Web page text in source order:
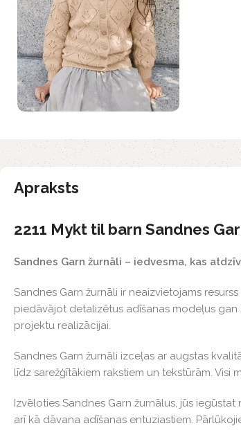
Apraksts
2211 Mykt til barn Sandnes
Sandnes Garn žurnāli – iedvesma, kas
Sandnes Garn žurnāli ir neaizvietojams
piedāvājot detalizētus adīšanas modeļus gan
projektu realizācijai.
Sandnes Garn žurnāli izceļas ar augstas
līdz sarežģītākiem rakstiem un tekstūrām.
Izvēloties Sandnes Garn žurnālus, jūs
arī kā dāvana adīšanas entuziastiem.